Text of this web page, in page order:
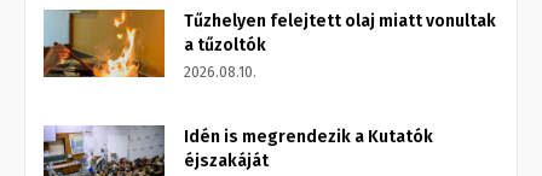
Tűzhelyen felejtett olaj miatt vonultak
a tűzoltók
2026.08.10.
Idén is megrendezik a Kutatók
éjszakáját